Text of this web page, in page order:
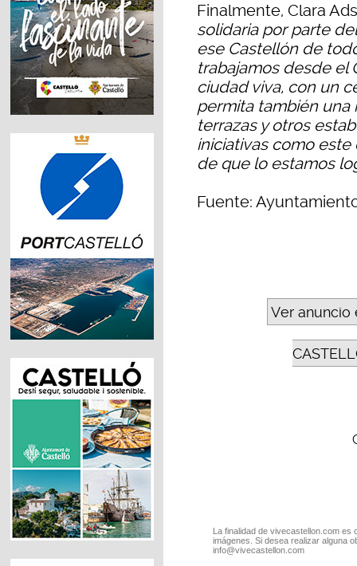
Finalmente, Clara
solidaria por parte
ese Castellón de
trabajamos desde el
ciudad viva, con un
permita también una
terrazas y otros
iniciativas como
de que lo estamos
Fuente:
Ver anuncio
La finalidad de vivecastellon.com
imágenes. Si desea realizar alguna
info@vivecastellon.com